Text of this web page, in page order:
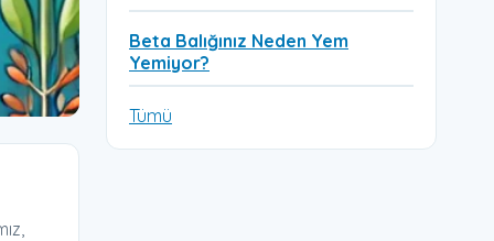
Beta Balığınız Neden Yem
Yemiyor?
Tümü